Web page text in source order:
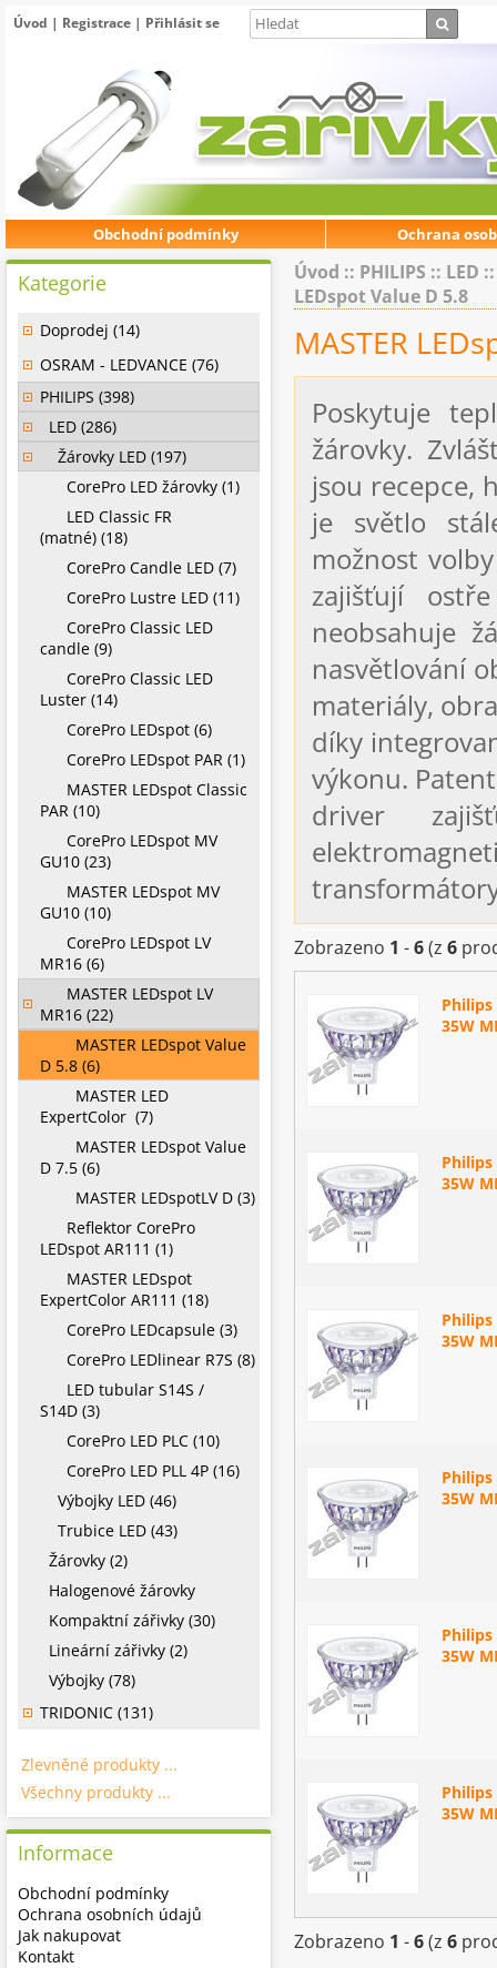
Úvod | Registrace | Přihlásit se
Obchodní podmínky Ochrana
Úvod :: PHILIPS :: LED
LEDspot Value D 5.8
MASTER
Poskytuje
žárovky.
jsou recepce,
je světlo
možnost
zajišťují
neobsahuje
nasvětlování
materiály,
díky
výkonu.
driver
Zobrazeno 1 -6(z 6
Philips
35W
Philips
35W
Philips
35W
Philips
35W
Philips
35W
Philips
35W
Zobrazeno 1 -6(z 6
Kategorie
Doprodej (14)
OSRAM - LEDVANCE (76)
PHILIPS (398)
LED (286)
Žárovky LED (197)
CorePro LED žárovky (1)
LED Classic FR
(matné) (18)
CorePro Candle LED (7)
CorePro Lustre LED (11)
CorePro Classic LED
candle (9)
CorePro Classic LED
Luster (14)
CorePro LEDspot (6)
CorePro LEDspot PAR (1)
MASTER LEDspot Classic
PAR (10)
CorePro LEDspot MV
GU10 (23)
MASTER LEDspot MV
GU10 (10)
CorePro LEDspot LV
MR16 (6)
MASTER LEDspot LV
MR16 (22)
MASTER LEDspot Value
D 5.8 (6)
MASTER LED
ExpertColor (7)
MASTER LEDspot Value
D 7.5 (6)
MASTER LEDspotLV D (3)
Reflektor CorePro
LEDspot AR111 (1)
MASTER LEDspot
ExpertColor AR111 (18)
CorePro LEDcapsule (3)
CorePro LEDlinear R7S (8)
LED tubular S14S /
S14D (3)
CorePro LED PLC (10)
CorePro LED PLL 4P (16)
Výbojky LED (46)
Trubice LED (43)
Žárovky (2)
Halogenové žárovky
Kompaktní zářivky (30)
Lineární zářivky (2)
Výbojky (78)
TRIDONIC (131)
Zlevněné produkty ...
Všechny produkty ...
Informace
Obchodní podmínky
Ochrana osobních údajů
Jak nakupovat
Kontakt